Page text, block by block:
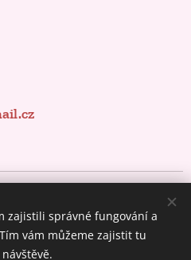
EUR €
zajistili správné fungování a
vám můžeme zajistit tu